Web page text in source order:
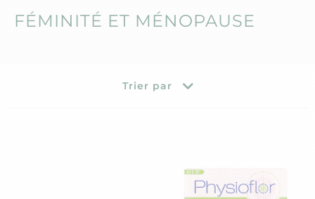
FÉMINITÉ ET MÉNOPAUSE
Trier par